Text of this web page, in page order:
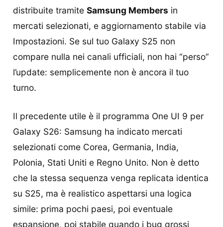
distribuite tramite Samsung Members in
mercati selezionati, e aggiornamento stabile via
Impostazioni. Se sul tuo Galaxy S25 non
compare nulla nei canali ufficiali, non hai “perso”
l’update: semplicemente non è ancora il tuo
turno.
Il precedente utile è il programma One UI 9 per
Galaxy S26: Samsung ha indicato mercati
selezionati come Corea, Germania, India,
Polonia, Stati Uniti e Regno Unito. Non è detto
che la stessa sequenza venga replicata identica
su S25, ma è realistico aspettarsi una logica
simile: prima pochi paesi, poi eventuale
espansione, poi stabile quando i bug grossi